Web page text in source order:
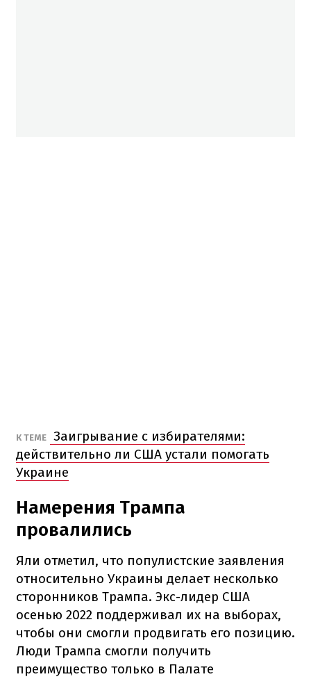
К ТЕМЕ
Заигрывание с избирателями:
действительно ли США устали помогать
Украине
Намерения Трампа
провалились
Яли отметил, что популистские заявления
относительно Украины делает несколько
сторонников Трампа. Экс-лидер США
осенью 2022 поддерживал их на выборах,
чтобы они смогли продвигать его позицию.
Люди Трампа смогли получить
преимущество только в Палате